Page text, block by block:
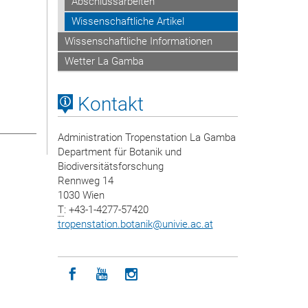
Wissenschaftliche Artikel
Wissenschaftliche Informationen
Wetter La Gamba
Kontakt
Administration Tropenstation La Gamba
Department für Botanik und
Biodiversitätsforschung
Rennweg 14
1030 Wien
T: +43-1-4277-57420
tropenstation.botanik@univie.ac.at
Icon facebook
Icon youtube
Icon instagram